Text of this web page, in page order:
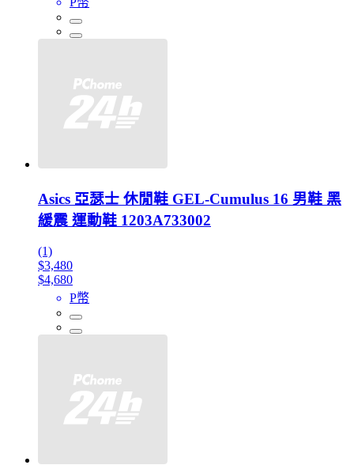
Asics 亞瑟士 休閒鞋 GEL-Cumulus 16 男鞋 黑
緩震 運動鞋 1203A733002
(1)
$3,480
$4,680
P幣